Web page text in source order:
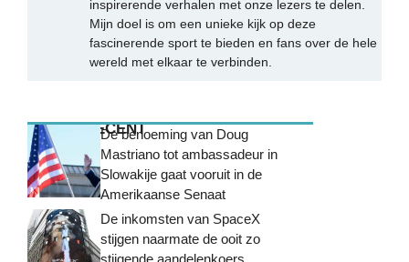
inspirerende verhalen met onze lezers te delen.
Mijn doel is om een unieke kijk op deze
fascinerende sport te bieden en fans over de hele
wereld met elkaar te verbinden.
MEEST RECENTDe benoeming van Doug
Mastriano tot ambassadeur in
Slowakije gaat vooruit in de
Amerikaanse Senaat
De inkomsten van SpaceX
stijgen naarmate de ooit zo
stijgende aandelenkoers